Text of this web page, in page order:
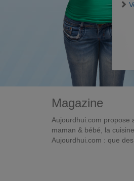
Magazine
Aujourdhui.com propose
maman & bébé, la
Aujourdhui.com : que